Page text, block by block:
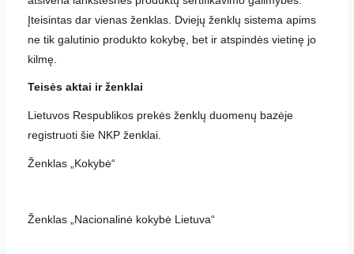
Įteisintas dar vienas ženklas. Dviejų ženklų sistema apims
ne tik galutinio produkto kokybę, bet ir atspindės vietinę jo
kilmę.
Teisės aktai ir ženklai
Lietuvos Respublikos prekės ženklų duomenų bazėje
registruoti šie NKP ženklai.
Ženklas „Kokybė“
Ženklas „Nacionalinė kokybė Lietuva“